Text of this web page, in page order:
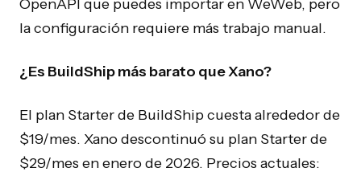
OpenAPI que puedes importar en WeWeb, pero
la configuración requiere más trabajo manual.
¿Es BuildShip más barato que Xano?
El plan Starter de BuildShip cuesta alrededor de
$19/mes. Xano descontinuó su plan Starter de
$29/mes en enero de 2026. Precios actuales:
Herramientas internas y SaaS para PYMEs en